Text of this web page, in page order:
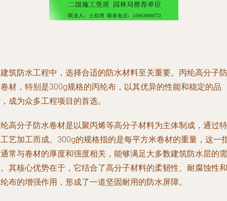
筑防水工程中，选择合适的防水材料至关重要。丙纶高分子防
材，特别是300g规格的丙纶布，以其优异的性能和稳定的品
成为众多工程项目的首选。
高分子防水卷材是以聚丙烯等高分子材料为主体制成，通过特
艺加工而成。300g的规格指的是每平方米卷材的重量，这一
常与卷材的厚度和强度相关，能够满足大多数建筑防水层的需
其核心优势在于，它结合了高分子材料的柔韧性、耐腐蚀性和
布的增强作用，形成了一道坚固耐用的防水屏障。